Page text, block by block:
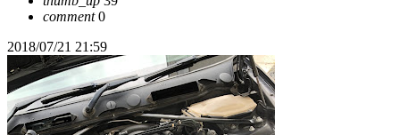
comment0
2018/07/21 21:59